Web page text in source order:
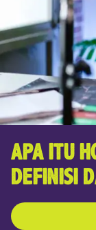
APA ITU
DEFINISI